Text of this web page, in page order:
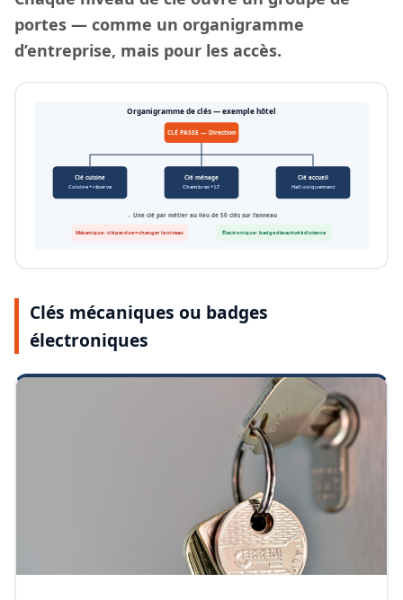
portes — comme un organigramme
d’entreprise, mais pour les accès.
Organigramme de clés — exemple hôtel
CLÉ PASSE — Direction
Clé cuisine
Cuisine + réserve
Clé ménage
Chambres + LT
Clé accueil
Hall uniquement
→ Une clé par métier au lieu de 50 clés sur l’anneau
Mécanique : clé perdue = changer le niveau Électronique : badge désactivé à distance
Clés mécaniques ou badges
électroniques